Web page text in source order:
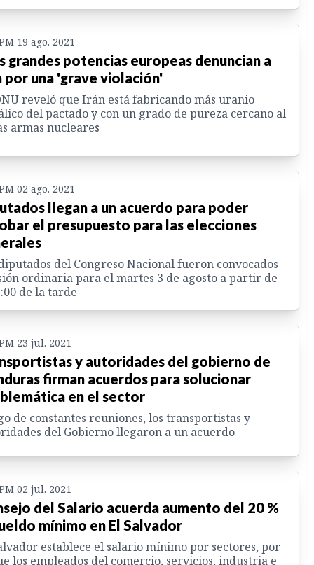
19 ago. 2021
grandes potencias europeas denuncian a
por una 'grave violación'
reveló que Irán está fabricando más uranio
del pactado y con un grado de pureza cercano al
armas nucleares
02 ago. 2021
llegan a un acuerdo para poder
el presupuesto para las elecciones
del Congreso Nacional fueron convocados
ordinaria para el martes 3 de agosto a partir de
de la tarde
23 jul. 2021
y autoridades del gobierno de
firman acuerdos para solucionar
en el sector
de constantes reuniones, los transportistas y
del Gobierno llegaron a un acuerdo
02 jul. 2021
del Salario acuerda aumento del 20 %
mínimo en El Salvador
establece el salario mínimo por sectores, por
los empleados del comercio, servicios, industria e